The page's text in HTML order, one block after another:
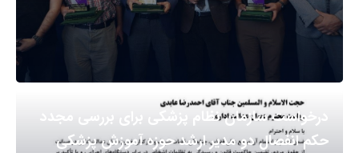
درخواست سازمان نظام پزشکی برای بررسی مجدد
حکم انفصال دو مدیر ارشد حوزه آموزش پزشکی